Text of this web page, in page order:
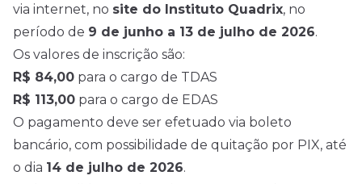
via internet, no site do Instituto Quadrix, no
período de 9 de junho a 13 de julho de 2026.
Os valores de inscrição são:
R$ 84,00 para o cargo de TDAS
R$ 113,00 para o cargo de EDAS
O pagamento deve ser efetuado via boleto
bancário, com possibilidade de quitação por PIX, até
o dia 14 de julho de 2026.